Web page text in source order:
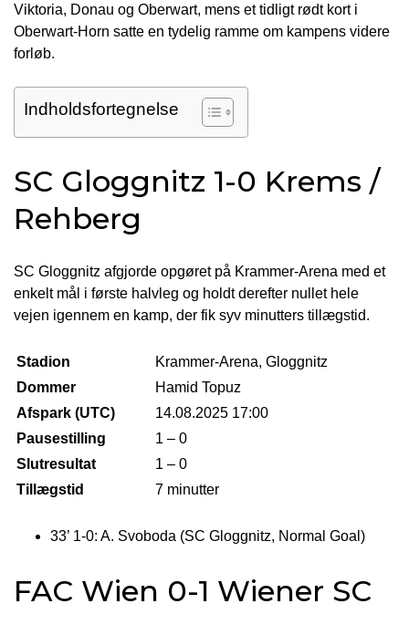
Viktoria, Donau og Oberwart, mens et tidligt rødt kort i
Oberwart-Horn satte en tydelig ramme om kampens videre
forløb.
Indholdsfortegnelse
SC Gloggnitz 1-0 Krems /
Rehberg
SC Gloggnitz afgjorde opgøret på Krammer-Arena med et
enkelt mål i første halvleg og holdt derefter nullet hele
vejen igennem en kamp, der fik syv minutters tillægstid.
Stadion
Krammer-Arena, Gloggnitz
Dommer
Hamid Topuz
Afspark (UTC)
14.08.2025 17:00
Pausestilling
1 – 0
Slutresultat
1 – 0
Tillægstid
7 minutter
33’ 1-0: A. Svoboda (SC Gloggnitz, Normal Goal)
FAC Wien 0-1 Wiener SC